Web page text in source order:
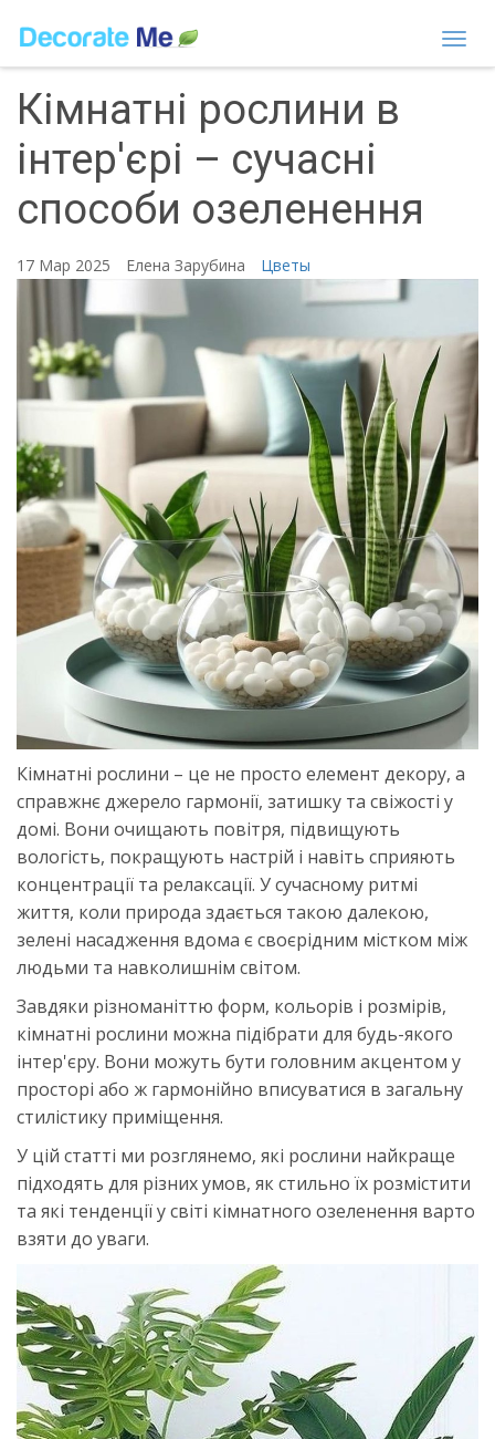
Кімнатні рослини в
інтер'єрі – сучасні
способи озеленення
17 Мар 2025 Елена Зарубина Цветы
Кімнатні рослини – це не просто елемент декору, а
справжнє джерело гармонії, затишку та свіжості у
домі. Вони очищають повітря, підвищують
вологість, покращують настрій і навіть сприяють
концентрації та релаксації. У сучасному ритмі
життя, коли природа здається такою далекою,
зелені насадження вдома є своєрідним містком між
людьми та навколишнім світом.
Завдяки різноманіттю форм, кольорів і розмірів,
кімнатні рослини можна підібрати для будь-якого
інтер'єру. Вони можуть бути головним акцентом у
просторі або ж гармонійно вписуватися в загальну
стилістику приміщення.
У цій статті ми розглянемо, які рослини найкраще
підходять для різних умов, як стильно їх розмістити
та які тенденції у світі кімнатного озеленення варто
взяти до уваги.